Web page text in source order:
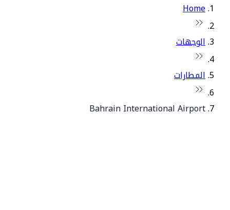
Home
الوجهات
المطارات
Bahrain International Airport